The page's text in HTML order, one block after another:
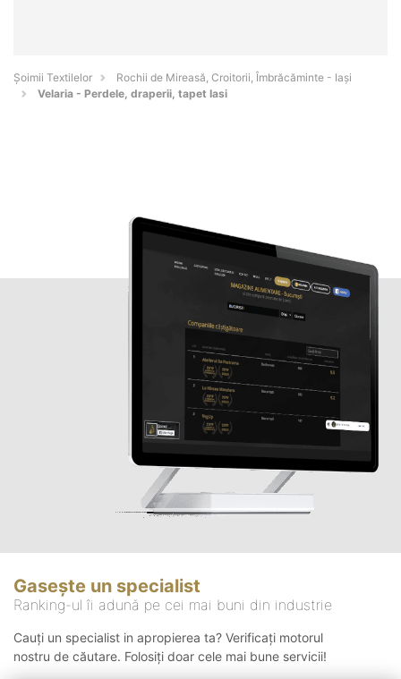
Șoimii Textilelor
Rochii de Mireasă, Croitorii, Îmbrăcăminte - Iaşi
Velaria - Perdele, draperii, tapet Iasi
Gasește un specialist
Ranking-ul îi adună pe cei mai buni din industrie
Cauți un specialist in apropierea ta? Verificați motorul
nostru de căutare. Folosiți doar cele mai bune servicii!